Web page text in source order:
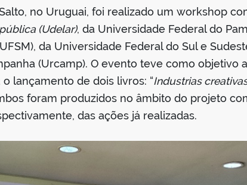
no Uruguai, foi realizado um workshop
(Udelar), da Universidade Federal do
da Universidade Federal do Sul e
(Urcamp). O evento teve como objetivo
lançamento de dois livros: “Industrias
foram produzidos no âmbito do projeto
das ações já realizadas.